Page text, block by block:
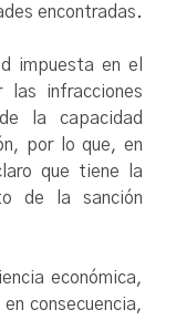
encontradas.
impuesta en el
las infracciones
la capacidad
por lo que, en
que tiene la
de la sanción
económica,
consecuencia,